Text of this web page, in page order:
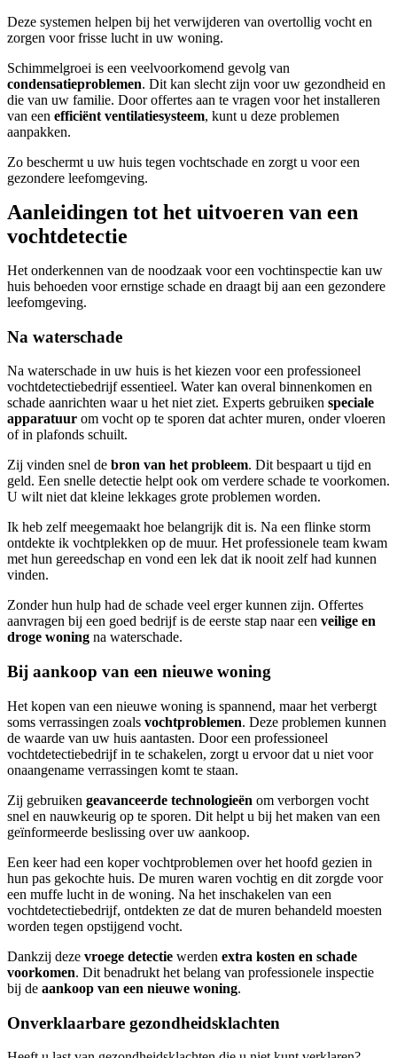
Deze systemen helpen bij het verwijderen van overtollig vocht en
zorgen voor frisse lucht in uw woning.
Schimmelgroei is een veelvoorkomend gevolg van
condensatieproblemen. Dit kan slecht zijn voor uw gezondheid en
die van uw familie. Door offertes aan te vragen voor het installeren
van een efficiënt ventilatiesysteem, kunt u deze problemen
aanpakken.
Zo beschermt u uw huis tegen vochtschade en zorgt u voor een
gezondere leefomgeving.
Aanleidingen tot het uitvoeren van een
vochtdetectie
Het onderkennen van de noodzaak voor een vochtinspectie kan uw
huis behoeden voor ernstige schade en draagt bij aan een gezondere
leefomgeving.
Na waterschade
Na waterschade in uw huis is het kiezen voor een professioneel
vochtdetectiebedrijf essentieel. Water kan overal binnenkomen en
schade aanrichten waar u het niet ziet. Experts gebruiken speciale
apparatuur om vocht op te sporen dat achter muren, onder vloeren
of in plafonds schuilt.
Zij vinden snel de bron van het probleem. Dit bespaart u tijd en
geld. Een snelle detectie helpt ook om verdere schade te voorkomen.
U wilt niet dat kleine lekkages grote problemen worden.
Ik heb zelf meegemaakt hoe belangrijk dit is. Na een flinke storm
ontdekte ik vochtplekken op de muur. Het professionele team kwam
met hun gereedschap en vond een lek dat ik nooit zelf had kunnen
vinden.
Zonder hun hulp had de schade veel erger kunnen zijn. Offertes
aanvragen bij een goed bedrijf is de eerste stap naar een veilige en
droge woning na waterschade.
Bij aankoop van een nieuwe woning
Het kopen van een nieuwe woning is spannend, maar het verbergt
soms verrassingen zoals vochtproblemen. Deze problemen kunnen
de waarde van uw huis aantasten. Door een professioneel
vochtdetectiebedrijf in te schakelen, zorgt u ervoor dat u niet voor
onaangename verrassingen komt te staan.
Zij gebruiken geavanceerde technologieën om verborgen vocht
snel en nauwkeurig op te sporen. Dit helpt u bij het maken van een
geïnformeerde beslissing over uw aankoop.
Een keer had een koper vochtproblemen over het hoofd gezien in
hun pas gekochte huis. De muren waren vochtig en dit zorgde voor
een muffe lucht in de woning. Na het inschakelen van een
vochtdetectiebedrijf, ontdekten ze dat de muren behandeld moesten
worden tegen opstijgend vocht.
Dankzij deze vroege detectie werden extra kosten en schade
voorkomen. Dit benadrukt het belang van professionele inspectie
bij de aankoop van een nieuwe woning.
Onverklaarbare gezondheidsklachten